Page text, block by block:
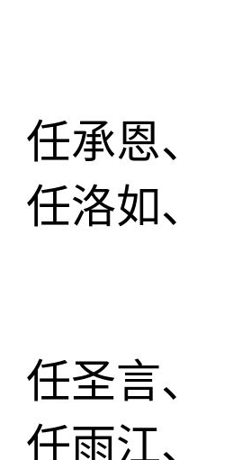
任承恩、
任洛如、
任圣言、
任雨江、